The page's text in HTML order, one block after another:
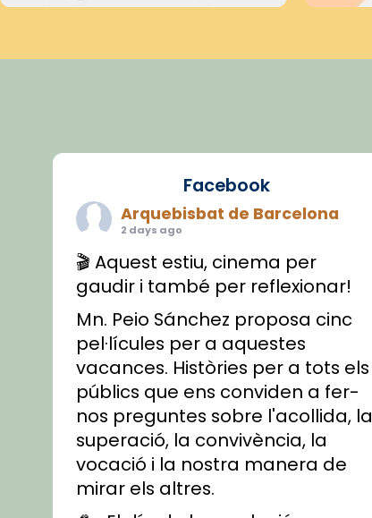
Facebook
Arquebisbat de Barcelona
2 days ago
🎬 Aquest estiu, cinema per
gaudir i també per reflexionar!
Mn. Peio Sánchez proposa cinc
pel·lícules per a aquestes
vacances. Històries per a tots els
públics que ens conviden a fer-
nos preguntes sobre l'acollida, la
superació, la convivència, la
vocació i la nostra manera de
mirar els altres.